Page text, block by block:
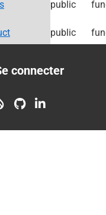
public
public
connecter